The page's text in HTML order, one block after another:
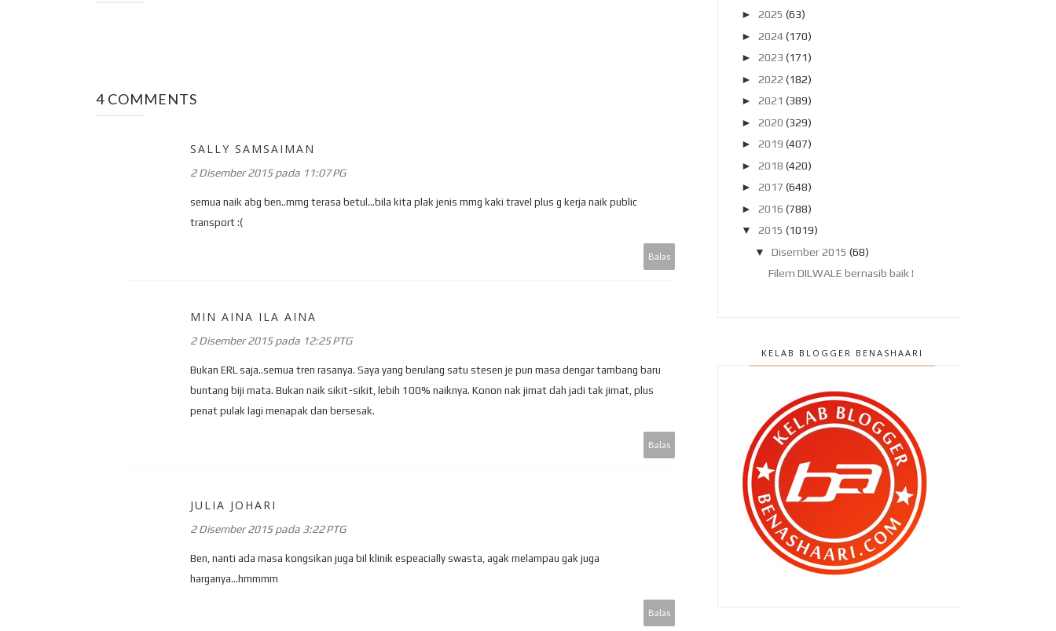
4 COMMENTS
SALLY SAMSAIMAN
2 Disember 2015 pada 11:07 PG
semua naik abg ben..mmg terasa betul...bila kita plak jenis mmg kaki travel plus g kerja naik public
transport :(
Balas
MIN AINA ILA AINA
2 Disember 2015 pada 12:25 PTG
Bukan ERL saja..semua tren rasanya. Saya yang berulang satu stesen je pun masa dengar tambang baru
buntang biji mata. Bukan naik sikit-sikit, lebih 100% naiknya. Konon nak jimat dah jadi tak jimat, plus
penat pulak lagi menapak dan bersesak.
Balas
JULIA JOHARI
2 Disember 2015 pada 3:22 PTG
Ben, nanti ada masa kongsikan juga bil klinik espeacially swasta, agak melampau gak juga
harganya...hmmmm
Balas
► 2025 (63)
► 2024 (170)
► 2023 (171)
► 2022 (182)
► 2021 (389)
► 2020 (329)
► 2019 (407)
► 2018 (420)
► 2017 (648)
► 2016 (788)
▼
2015 (1019)
▼
Disember 2015 (68)
Filem DILWALE bernasib baik !
Ten atau Al Quran ?
Kontrak Duta Cosmoderm
dilanjutkan !
Buat dua kerja bagi menampung
kewangan !
Heroes Mens Wash : Produk khas
untuk lelaki !
Kalau mereka sepakat !
Aku botak kepala sebab kutu ..
KELAB BLOGGER BENASHAARI